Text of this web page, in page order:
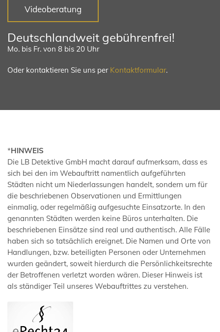
Videoberatung
Deutschlandweit gebührenfrei!
Mo. bis Fr. von 8 bis 20 Uhr
Oder kontaktieren Sie uns per Kontaktformular.
*HINWEIS
Die LB Detektive GmbH macht darauf aufmerksam, dass es
sich bei den im Webauftritt namentlich aufgeführten
Städten nicht um Niederlassungen handelt, sondern um für
die beschriebenen Observationen und Ermittlungen
einmalig, oder regelmäßig aufgesuchte Einsatzorte. In den
genannten Städten werden keine Büros unterhalten. Die
beschriebenen Einsätze sind real und authentisch. Alle Fälle
haben sich so tatsächlich ereignet. Die Namen und Orte von
Handlungen, bzw. beteiligten Personen oder Unternehmen
wurden geändert, soweit hierdurch die Persönlichkeitsrechte
der Betroffenen verletzt worden wären. Dieser Hinweis ist
als ständiger Teil unseres Webauftrittes zu verstehen.